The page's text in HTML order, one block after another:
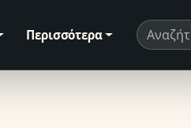
Περισσότερα Όρος